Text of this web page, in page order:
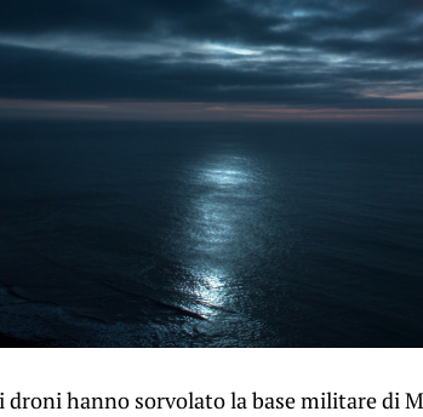
droni hanno sorvolato la base militare di